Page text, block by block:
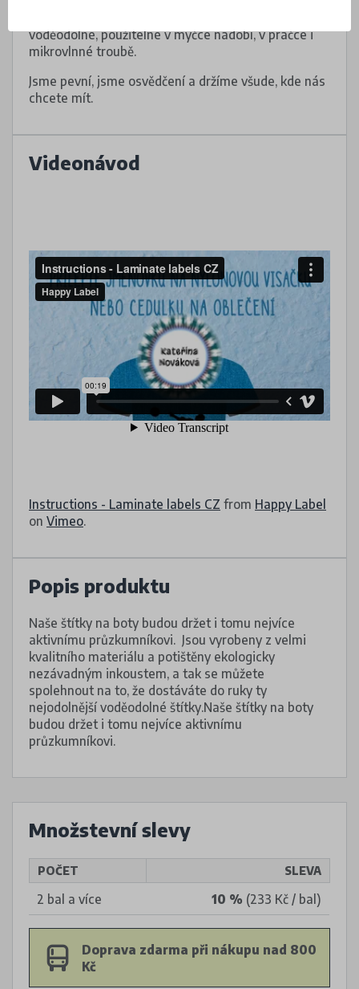
voděodolné, použitelné v myčce nádobí, v pračce i
mikrovlnné troubě.
Jsme pevní, jsme osvědčení a držíme všude, kde nás
chcete mít.
Videonávod
Instructions - Laminate labels CZ from Happy Label
on Vimeo.
Popis produktu
Naše štítky na boty budou držet i tomu nejvíce
aktivnímu průzkumníkovi. Jsou vyrobeny z velmi
kvalitního materiálu a potištěny ekologicky
nezávadným inkoustem, a tak se můžete
spolehnout na to, že dostáváte do ruky ty
nejodolnější voděodolné štítky.Naše štítky na boty
budou držet i tomu nejvíce aktivnímu
průzkumníkovi.
Množstevní slevy
POČET SLEVA
2 bal a více 10 % (233 Kč / bal)
Doprava zdarma při nákupu nad 800
Kč